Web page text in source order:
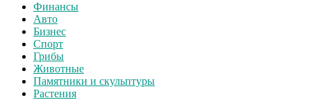
Финансы
Авто
Бизнес
Спорт
Грибы
Животные
Памятники и скульптуры
Растения